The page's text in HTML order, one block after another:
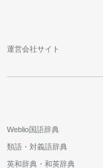
運営会社サイト
Weblio国語辞典
類語・対義語辞典
英和辞典・和英辞典